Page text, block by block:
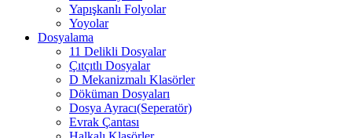
Yapışkanlı Folyolar
Yoyolar
Dosyalama
11 Delikli Dosyalar
Çıtçıtlı Dosyalar
D Mekanizmalı Klasörler
Döküman Dosyaları
Dosya Ayracı(Seperatör)
Evrak Çantası